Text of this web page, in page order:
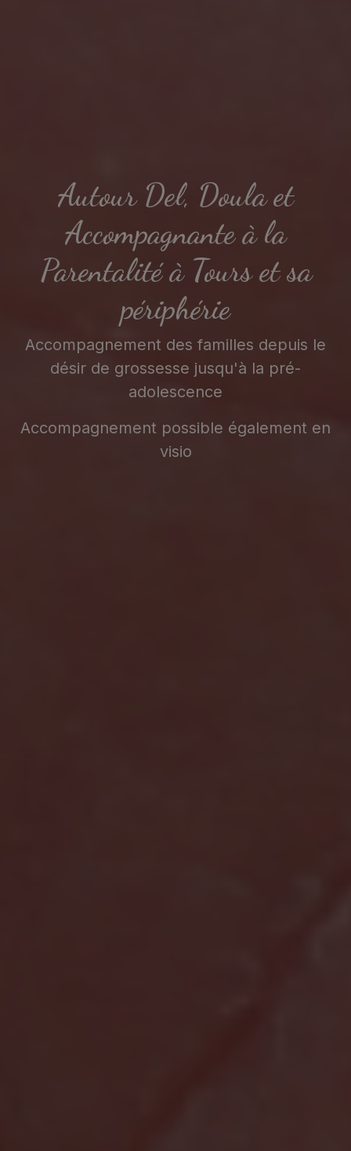
Autour Del, Doula et
Accompagnante à la
Parentalité à Tours et sa
périphérie
Accompagnement des familles depuis le
désir de grossesse jusqu'à la pré-
adolescence
Accompagnement possible également en
visio